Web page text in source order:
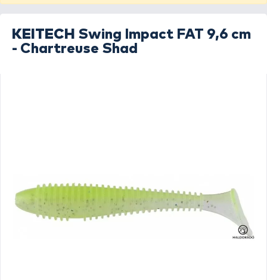
KEITECH Swing Impact FAT 9,6 cm
- Chartreuse Shad